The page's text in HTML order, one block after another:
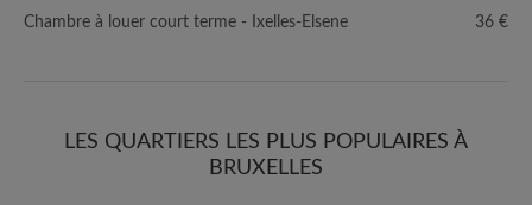
Chambre à louer court terme - Ixelles-Elsene
36 €
LES QUARTIERS LES PLUS POPULAIRES À
BRUXELLES